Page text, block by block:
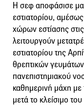
Η σεφ αποφάσισε
εστιατορίου,
χώρων εστίασης
λειτουργούν
εστιατορίου της
θρεπτικών
πανεπιστημιακού
καθημερινή μάχη
μετά το κλείσιμο